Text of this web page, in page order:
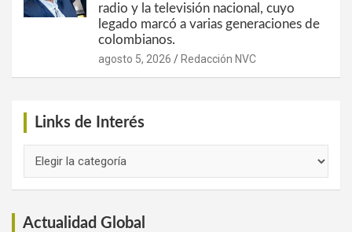
radio y la televisión nacional, cuyo
legado marcó a varias generaciones de
colombianos.
agosto 5, 2026 Redacción NVC
Links de Interés
Actualidad Global